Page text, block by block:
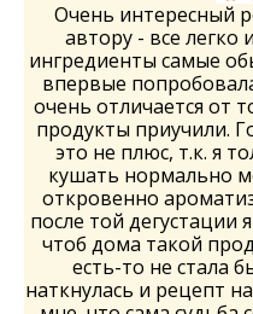
Очень интересный
автору - все легко
ингредиенты самые
впервые
очень отличается от
продукты приучили.
это не плюс, т.к. я
кушать нормально
откровенно
после той дегустации
чтоб дома такой
есть-то не стала
наткнулась и рецепт